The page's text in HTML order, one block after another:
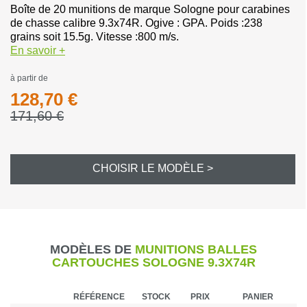
Boîte de 20 munitions de marque Sologne pour carabines
de chasse calibre 9.3x74R. Ogive : GPA. Poids :238
grains soit 15.5g. Vitesse :800 m/s.
En savoir +
à partir de
128,70 €
171,60 €
CHOISIR LE MODÈLE >
MODÈLES DE MUNITIONS BALLES
CARTOUCHES SOLOGNE 9.3X74R
RÉFÉRENCE STOCK PRIX PANIER